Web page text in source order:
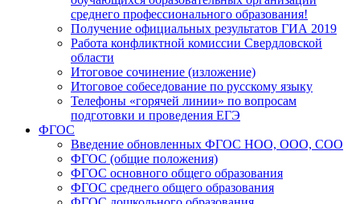
среднего профессионального образования!
Получение официальных результатов ГИА 2019
Работа конфликтной комиссии Свердловской
области
Итоговое сочинение (изложение)
Итоговое собеседование по русскому языку
Телефоны «горячей линии» по вопросам
подготовки и проведения ЕГЭ
ФГОС
Введение обновленных ФГОС НОО, ООО, СОО
ФГОС (общие положения)
ФГОС основного общего образования
ФГОС среднего общего образования